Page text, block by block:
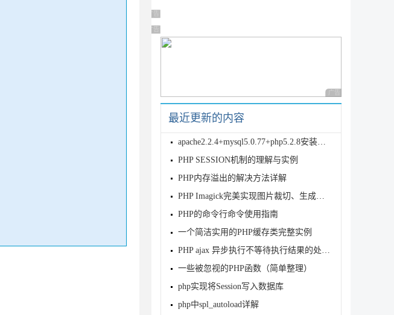
广告 商业广告，理性选择
广告 商业广告，理性选择
广告 商业广告，理性
最近更新的内容
apache2.2.4+mysql5.0.77+php5.2.8安装精简
PHP SESSION机制的理解与实例
PHP内存溢出的解决方法详解
PHP Imagick完美实现图片裁切、生成缩略图、添加水印
PHP的命令行命令使用指南
一个简洁实用的PHP缓存类完整实例
PHP ajax 异步执行不等待执行结果的处理方法
一些被忽视的PHP函数（简单整理）
php实现将Session写入数据库
php中spl_autoload详解